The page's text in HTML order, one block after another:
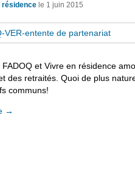
résidence le 1 juin 2015
FADOQ et Vivre en résidence
des retraités. Quoi de plus
communs!
→